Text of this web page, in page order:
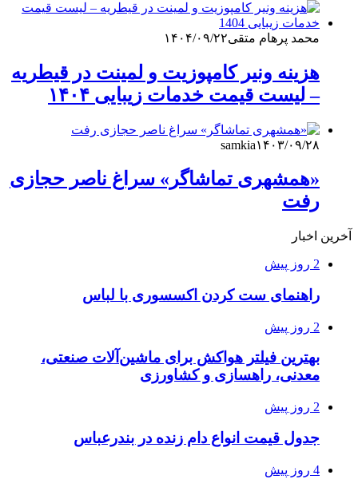
محمد پرهام متقی۱۴۰۴/۰۹/۲۲
هزینه ونیر کامپوزیت و لمینت در قیطریه
– لیست قیمت خدمات زیبایی ۱۴۰۴
samkia۱۴۰۳/۰۹/۲۸
«همشهری تماشاگر» سراغ ناصر حجازی
رفت
آخرین اخبار
2 روز پیش
راهنمای ست کردن اکسسوری با لباس
2 روز پیش
بهترین فیلتر هواکش برای ماشین‌آلات صنعتی،
معدنی، راهسازی و کشاورزی
2 روز پیش
جدول قیمت انواع دام زنده در بندرعباس
4 روز پیش